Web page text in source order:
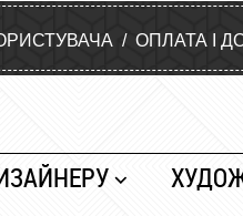
/ ОПЛАТА І